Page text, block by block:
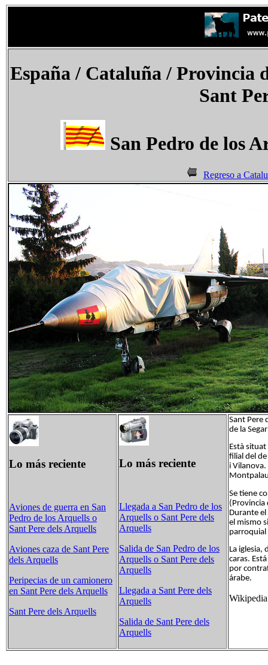
España/ Cataluña / Provincia
Sant
San Pedro de los
Regreso a
Lo más reciente
Aviones de guerra en San
Pedro de los Arquells o
Sant Pere dels Arquells
Aviones caza de Sant Pere
dels Arquells
Peripecias de un camionero
en Sant Pere dels Arquells
Sant Pere dels Arquells
Lo más reciente
Llegada a San Pedro de los
Arquells o Sant Pere dels
Arquells
Salida de San Pedro de los
Arquells o Sant Pere dels
Arquells
Llegada a Sant Pere dels
Arquells
Salida de Sant Pere dels
Arquells
Sant Pere
de la
Està
filial del
i
Se tiene
(Provincia
Durante
el mismo
parroquial
La iglesia,
caras.
por
árabe.
Wikipedia